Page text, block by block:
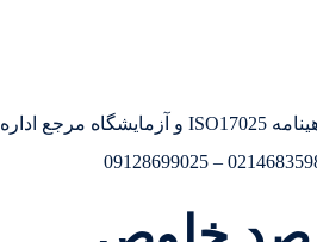
تولید کننده و تامین کننده گازهای خالص وترکیبی دارای گواهینامه ISO17025 و آزمایشگاه مرجع اداره